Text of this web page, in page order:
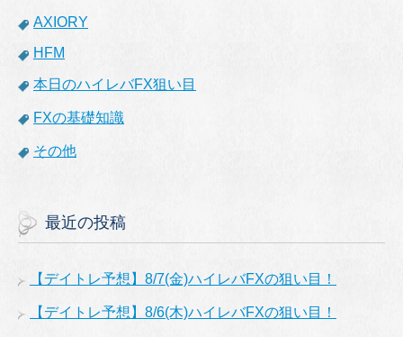
AXIORY
HFM
本日のハイレバFX狙い目
FXの基礎知識
その他
最近の投稿
【デイトレ予想】8/7(金)ハイレバFXの狙い目！
【デイトレ予想】8/6(木)ハイレバFXの狙い目！